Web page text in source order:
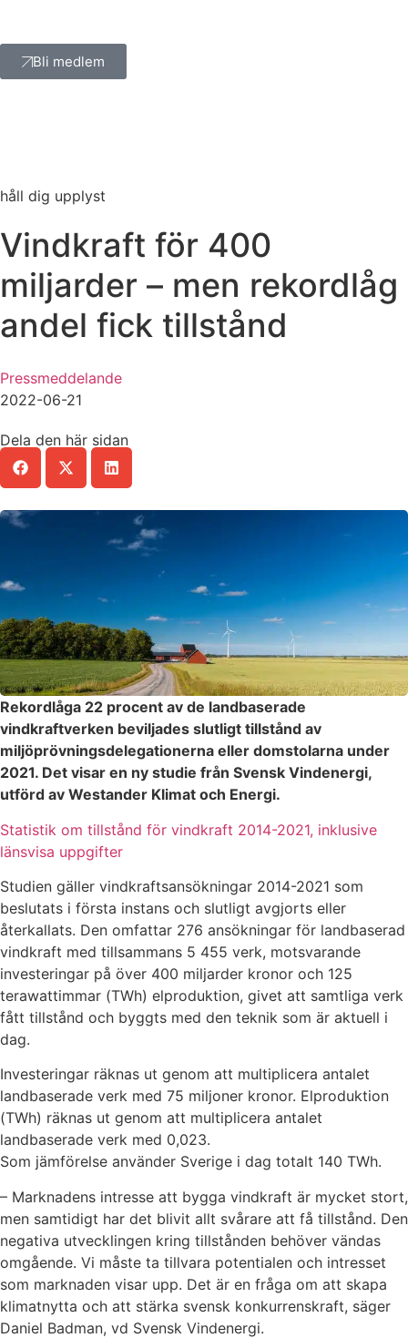
Bli medlem
håll dig upplyst
Vindkraft för 400
miljarder – men rekordlåg
andel fick tillstånd
Pressmeddelande
2022-06-21
Dela den här sidan
Rekordlåga 22 procent av de landbaserade
vindkraftverken beviljades slutligt tillstånd av
miljöprövningsdelegationerna eller domstolarna under
2021. Det visar en ny studie från Svensk Vindenergi,
utförd av Westander Klimat och Energi.
Statistik om tillstånd för vindkraft 2014-2021, inklusive
länsvisa uppgifter
Studien gäller vindkraftsansökningar 2014-2021 som
beslutats i första instans och slutligt avgjorts eller
återkallats. Den omfattar 276 ansökningar för landbaserad
vindkraft med tillsammans 5 455 verk, motsvarande
investeringar på över 400 miljarder kronor och 125
terawattimmar (TWh) elproduktion, givet att samtliga verk
fått tillstånd och byggts med den teknik som är aktuell i
dag.
Investeringar räknas ut genom att multiplicera antalet
landbaserade verk med 75 miljoner kronor. Elproduktion
(TWh) räknas ut genom att multiplicera antalet
landbaserade verk med 0,023.
Som jämförelse använder Sverige i dag totalt 140 TWh.
– Marknadens intresse att bygga vindkraft är mycket stort,
men samtidigt har det blivit allt svårare att få tillstånd. Den
negativa utvecklingen kring tillstånden behöver vändas
omgående. Vi måste ta tillvara potentialen och intresset
som marknaden visar upp. Det är en fråga om att skapa
klimatnytta och att stärka svensk konkurrenskraft, säger
Daniel Badman, vd Svensk Vindenergi.